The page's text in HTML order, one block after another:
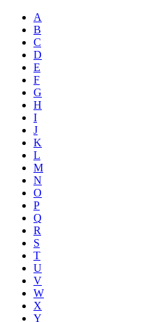
A
B
C
D
E
F
G
H
I
J
K
L
M
N
O
P
Q
R
S
T
U
V
W
X
Y